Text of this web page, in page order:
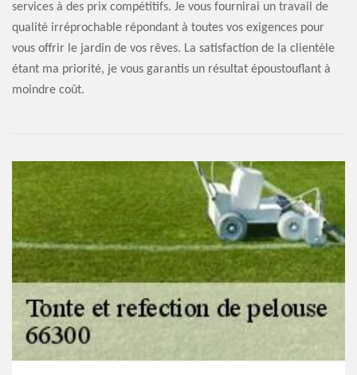
services à des prix compétitifs. Je vous fournirai un travail de
qualité irréprochable répondant à toutes vos exigences pour
vous offrir le jardin de vos rêves. La satisfaction de la clientèle
étant ma priorité, je vous garantis un résultat époustouflant à
moindre coût.